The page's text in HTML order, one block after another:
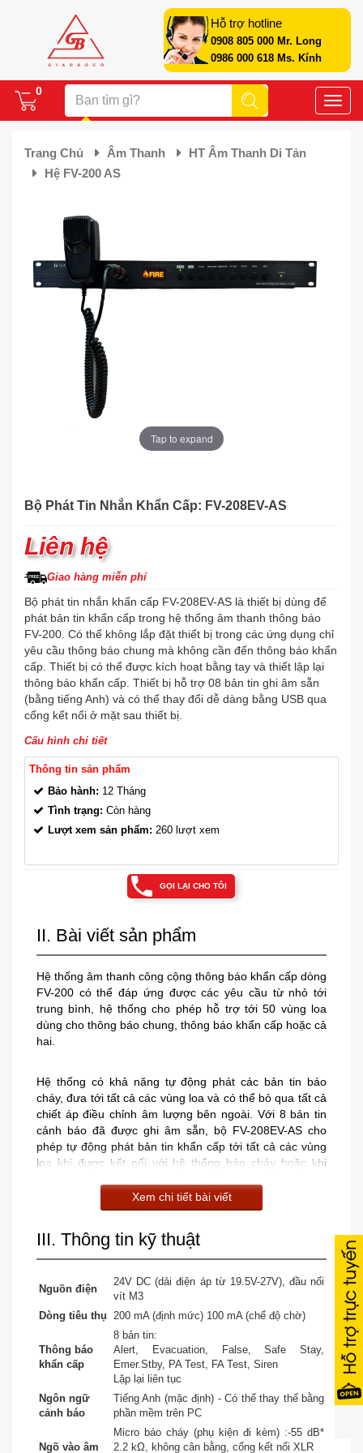
Hỗ trợ hotline
0908 805 000 Mr. Long
0986 000 618 Ms. Kính
Toggle
0
Trang Chủ Âm Thanh
HT Âm Thanh Di Tản
Hệ FV-200 AS
Tap to expand
Bộ Phát Tin Nhắn Khẩn Cấp: FV-208EV-AS
Liên hệ
Giao hàng miễn phí
Bộ phát tin nhắn khấn cấp FV-208EV-AS là thiết bị dùng để
phát bản tin khẩn cấp trong hệ thống âm thanh thông báo
FV-200. Có thể không lắp đặt thiết bị trong các ứng dụng chỉ
yêu cầu thông báo chung mà không cần đến thông báo khẩn
cấp. Thiết bị có thể được kích hoạt bằng tay và thiết lập lại
thông báo khẩn cấp. Thiết bị hỗ trợ 08 bản tin ghi âm sẵn
(bằng tiếng Anh) và có thể thay đổi dễ dàng bằng USB qua
cổng kết nối ở mặt sau thiết bị.
Cấu hình chi tiết
Thông tin sản phẩm
Bảo hành: 12 Tháng
Tình trạng: Còn hàng
Lượt xem sản phẩm: 260 lượt xem
GỌI LẠI CHO TÔI
II. Bài viết sản phẩm
Hệ thống âm thanh công cộng thông báo khẩn cấp dòng
FV-200 có thể đáp ứng được các yêu cầu từ nhỏ tới
trung bình, hệ thống cho phép hỗ trợ tới 50 vùng loa
dùng cho thông báo chung, thông báo khẩn cấp hoặc cả
hai.
Hệ thống có khả năng tự động phát các bản tin báo
cháy, đưa tới tất cả các vùng loa và có thể bỏ qua tất cả
chiết áp điều chỉnh âm lượng bên ngoài. Với 8 bản tin
cảnh báo đã được ghi âm sẵn, bộ FV-208EV-AS cho
phép tự động phát bản tin khẩn cấp tới tất cả các vùng
loa khi được kết nối với hệ thống báo cháy hoặc khi
cháy chuyên dụng với mức ưu tiên cao nhất để thông
báo trong trường hợp khẩn cấp. Với mục đích thông báo
trung tâm của hệ thống FV-200) có thể hoạt động ở chế
độ hai kênh: phát nhạc nền (BGM) và thông báo riêng
biệt hoặc chế độ một kênh: trộn lẫn giữa thông báo và
Để thông báo tới các vùng xác định chúng ta có thể sử
dụng bộ giao tiếp Micro chọn vùng + Micro chọn vùng từ
xa của TOA (FV-200RF-AS và RM-200M + bàn phím mở
rộng cho Micro chọn vùng từ xa RM-210) kết hợp với bộ
lựa chọn vùng loa (SS-2010, SS-1010 hoặc SS-1010R)
để chọn vùng cần thông báo.
Xem chi tiết bài viết
III. Thông tin kỹ thuật
Nguồn điện
24V DC (dải điện áp từ 19.5V-27V), đầu nối
vít M3
Dòng tiêu thụ
200 mA (định mức) 100 mA (chế độ chờ)
Thông báo
khẩn cấp
8 bản tin:
Alert, Evacuation, False, Safe Stay,
Emer.Stby, PA Test, FA Test, Siren
Lặp lại liên tục
Ngôn ngữ
cảnh báo
Tiếng Anh (mặc định) - Có thể thay thế bằng
phần mềm trên PC
Ngõ vào âm
Micro báo cháy (phụ kiện đi kèm) :-55 dB*
2.2 kΩ, không cân bằng, cổng kết nối XLR